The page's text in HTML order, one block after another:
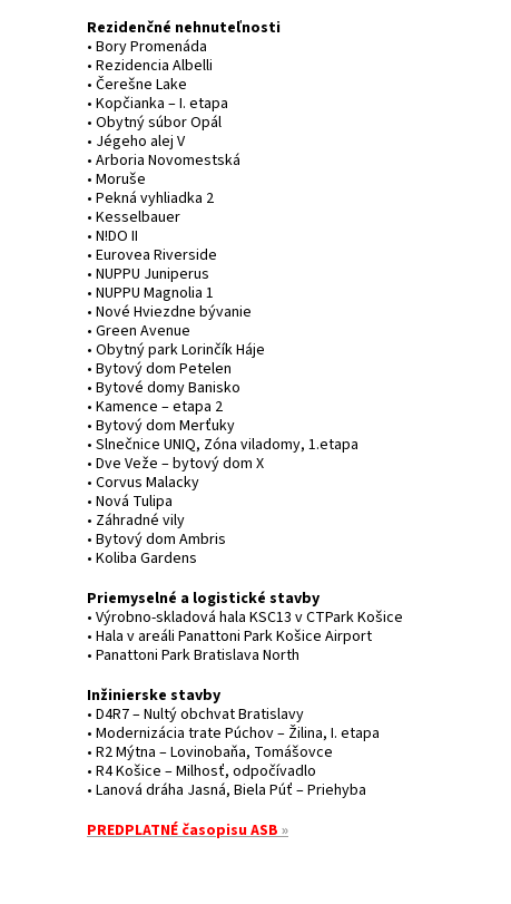
Rezidenčné nehnuteľnosti
• Bory Promenáda
• Rezidencia Albelli
• Čerešne Lake
• Kopčianka – I. etapa
• Obytný súbor Opál
• Jégeho alej V
• Arboria Novomestská
• Moruše
• Pekná vyhliadka 2
• Kesselbauer
• N!DO II
• Eurovea Riverside
• NUPPU Juniperus
• NUPPU Magnolia 1
• Nové Hviezdne bývanie
• Green Avenue
• Obytný park Lorinčík Háje
• Bytový dom Petelen
• Bytové domy Banisko
• Kamence – etapa 2
• Bytový dom Merťuky
• Slnečnice UNIQ, Zóna viladomy, 1.etapa
• Dve Veže – bytový dom X
• Corvus Malacky
• Nová Tulipa
• Záhradné vily
• Bytový dom Ambris
• Koliba Gardens
Priemyselné a logistické stavby
• Výrobno-skladová hala KSC13 v CTPark Košice
• Hala v areáli Panattoni Park Košice Airport
• Panattoni Park Bratislava North
Inžinierske stavby
• D4R7 – Nultý obchvat Bratislavy
• Modernizácia trate Púchov – Žilina, I. etapa
• R2 Mýtna – Lovinobaňa, Tomášovce
• R4 Košice – Milhosť, odpočívadlo
• Lanová dráha Jasná, Biela Púť – Priehyba
PREDPLATNÉ časopisu ASB »